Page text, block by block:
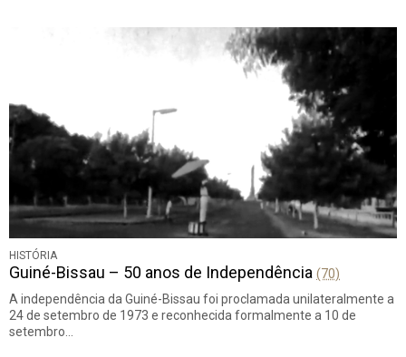
HISTÓRIA
Guiné-Bissau – 50 anos de Independência (70)
A independência da Guiné-Bissau foi proclamada unilateralmente a
24 de setembro de 1973 e reconhecida formalmente a 10 de
setembro…